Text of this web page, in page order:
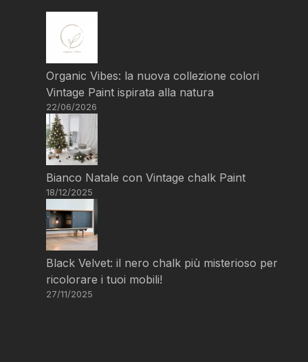
Organic Vibes: la nuova collezione colori
Vintage Paint ispirata alla natura
22/06/2026
Bianco Natale con Vintage chalk Paint
18/12/2025
Black Velvet: il nero chalk più misterioso per
ricolorare i tuoi mobili!
27/11/2025